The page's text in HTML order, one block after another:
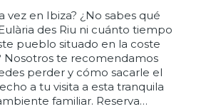
vez en Ibiza? ¿No sabes qué
des Riu ni cuánto tiempo
pueblo situado en la coste
Nosotros te recomendamos
perder y cómo sacarle el
a tu visita a esta tranquila
familiar. Reserva…